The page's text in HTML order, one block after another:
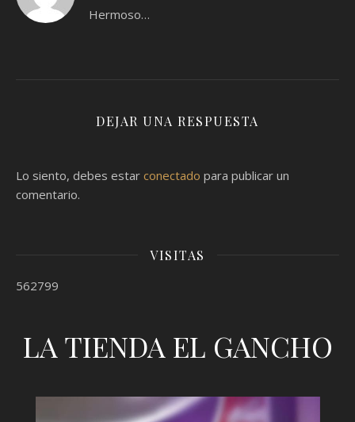
Hermoso…
DEJAR UNA RESPUESTA
Lo siento, debes estar conectado para publicar un
comentario.
VISITAS
562799
LA TIENDA EL GANCHO